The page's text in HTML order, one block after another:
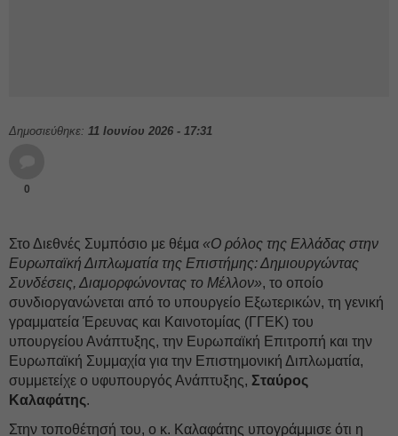
Δημοσιεύθηκε: 11 Ιουνίου 2026 - 17:31
0
Στο Διεθνές Συμπόσιο με θέμα «Ο ρόλος της Ελλάδας στην
Ευρωπαϊκή Διπλωματία της Επιστήμης: Δημιουργώντας
Συνδέσεις, Διαμορφώνοντας το Μέλλον», το οποίο
συνδιοργανώνεται από το υπουργείο Εξωτερικών, τη γενική
γραμματεία Έρευνας και Καινοτομίας (ΓΓΕΚ) του
υπουργείου Ανάπτυξης, την Ευρωπαϊκή Επιτροπή και την
Ευρωπαϊκή Συμμαχία για την Επιστημονική Διπλωματία,
συμμετείχε ο υφυπουργός Ανάπτυξης, Σταύρος
Καλαφάτης.
Στην τοποθέτησή του, ο κ. Καλαφάτης υπογράμμισε ότι η